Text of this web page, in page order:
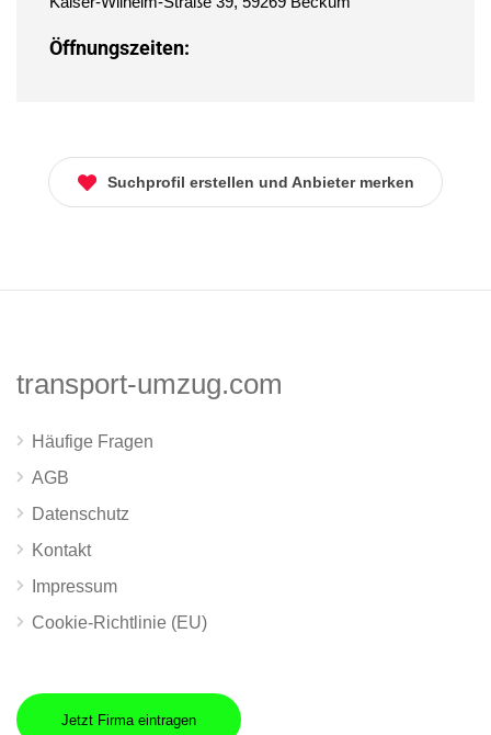
Öffnungszeiten:
Suchprofil erstellen und Anbieter merken
transport-umzug.com
Häufige Fragen
AGB
Datenschutz
Kontakt
Impressum
Cookie-Richtlinie (EU)
Jetzt Firma eintragen